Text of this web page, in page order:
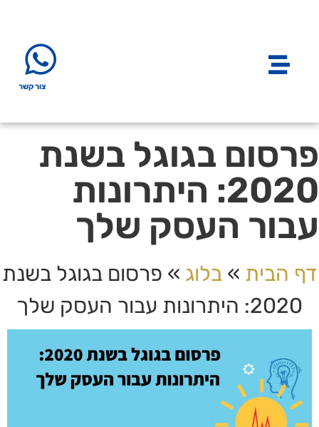
צור קשר
פרסום בגוגל בשנת
2020: היתרונות
עבור העסק שלך
דף הבית »בלוג » פרסום בגוגל בשנת
2020: היתרונות עבור העסק שלך